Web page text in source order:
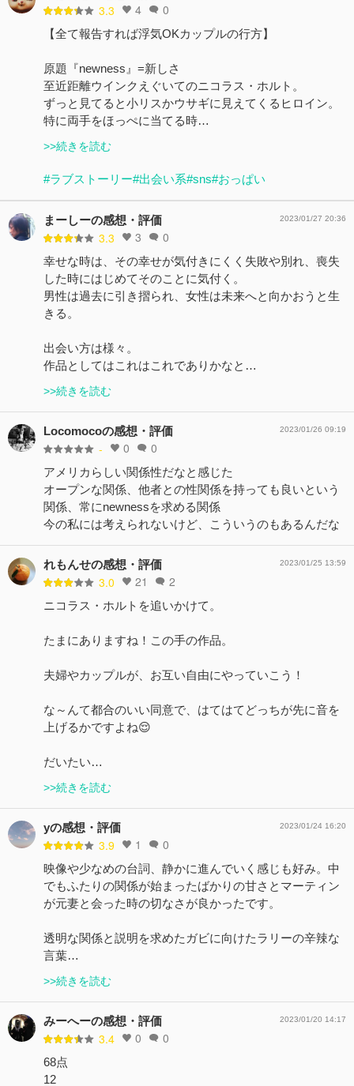
3.3 4 0
【全て報告すれば浮気OKカップルの行方】
原題『newness』=新しさ
至近距離ウインクえぐいてのニコラス・ホルト。
ずっと見てると小リスかウサギに見えてくるヒロイン。
特に両手をほっぺに当てる時…
>>続きを読む
#ラブストーリー#出会い系#sns#おっぱい
まーしーの感想・評価
3.3 3 0
2023/01/27 20:36
幸せな時は、その幸せが気付きにくく失敗や別れ、喪失
した時にはじめてそのことに気付く。
男性は過去に引き摺られ、女性は未来へと向かおうと生
きる。
出会い方は様々。
作品としてはこれはこれでありかなと…
>>続きを読む
Locomocoの感想・評価
- 0 0
2023/01/26 09:19
アメリカらしい関係性だなと感じた
オープンな関係、他者との性関係を持っても良いという
関係、常にnewnessを求める関係
今の私には考えられないけど、こういうのもあるんだな
れもんせの感想・評価
3.0 21 2
2023/01/25 13:59
ニコラス・ホルトを追いかけて。
たまにありますね！この手の作品。
夫婦やカップルが、お互い自由にやっていこう！
な～んて都合のいい同意で、はてはてどっちが先に音を
上げるかですよね😌
だいたい…
>>続きを読む
yの感想・評価
3.9 1 0
2023/01/24 16:20
映像や少なめの台詞、静かに進んでいく感じも好み。中
でもふたりの関係が始まったばかりの甘さとマーティン
が元妻と会った時の切なさが良かったです。
透明な関係と説明を求めたガビに向けたラリーの辛辣な
言葉…
>>続きを読む
みーへーの感想・評価
3.4 0 0
2023/01/20 14:17
68点
12